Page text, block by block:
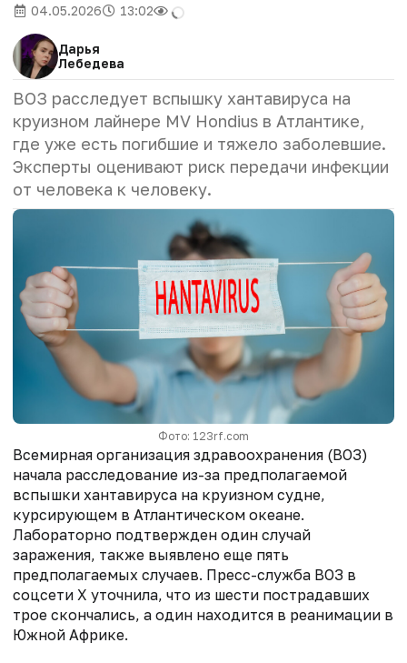
04.05.2026 13:02
Дарья
Лебедева
ВОЗ расследует вспышку хантавируса на
круизном лайнере MV Hondius в Атлантике,
где уже есть погибшие и тяжело заболевшие.
Эксперты оценивают риск передачи инфекции
от человека к человеку.
Фото: 123rf.com
Всемирная организация здравоохранения (ВОЗ)
начала расследование из-за предполагаемой
вспышки хантавируса на круизном судне,
курсирующем в Атлантическом океане.
Лабораторно подтвержден один случай
заражения, также выявлено еще пять
предполагаемых случаев. Пресс-служба ВОЗ в
соцсети Х уточнила, что из шести пострадавших
трое скончались, а один находится в реанимации в
Южной Африке.